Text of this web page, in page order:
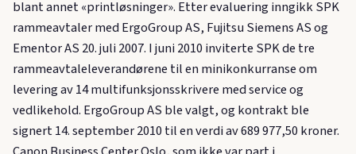
blant annet «printløsninger». Etter evaluering inngikk SPK
rammeavtaler med ErgoGroup AS, Fujitsu Siemens AS og
Ementor AS 20. juli 2007. I juni 2010 inviterte SPK de tre
rammeavtaleleverandørene til en minikonkurranse om
levering av 14 multifunksjonsskrivere med service og
vedlikehold. ErgoGroup AS ble valgt, og kontrakt ble
signert 14. september 2010 til en verdi av 689 977,50 kroner.